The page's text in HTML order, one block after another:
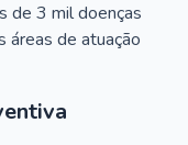
de 3 mil doenças
áreas de atuação